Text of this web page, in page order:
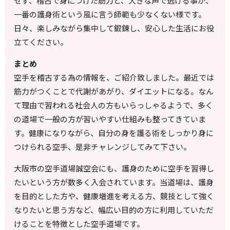
一番の護身術という風に言う師範も少なくない様です。
日々、楽しみながら集中して鍛錬し、安心した生活にお役
立てください。
まとめ
空手を稽古する為の情報を、ご紹介致しました。最近では
筋力がつくことで代謝があがり、ダイエットになる。なん
て理由で習われる社会人の方もいらっしゃるようで、多く
の道場で一般の方が習いやすい仕組みも整ってきていま
す。健康になりながら、自分の身を護る術をしっかり身に
つけられる空手、是非チャレンジしてみて下さい。
大阪市の空手道場誠空会にも、護身のために空手を習得し
たいという方が数多く入会されています。当道場は、護身
を目的とした方や、健康増進を考える方、競技として強く
なりたいと思う方など、幅広い目的の方に利用していただ
けることを特徴とした空手道場です。